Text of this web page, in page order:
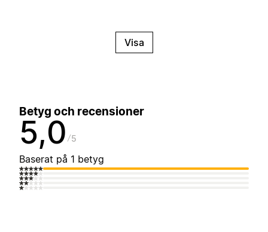
Visa
Betyg och recensioner
5,0 5
Baserat på 1 betyg